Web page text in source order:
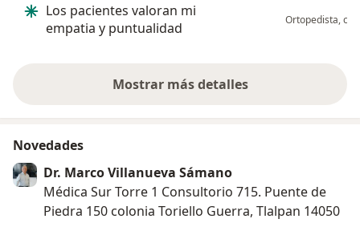
Los pacientes valoran mi
empatia y puntualidad
Ortopedista,
Mostrar más detalles
sobre la experiencia
Novedades
Dr. Marco Villanueva Sámano
Médica Sur Torre 1 Consultorio 715. Puente de
Piedra 150 colonia Toriello Guerra, Tlalpan 14050